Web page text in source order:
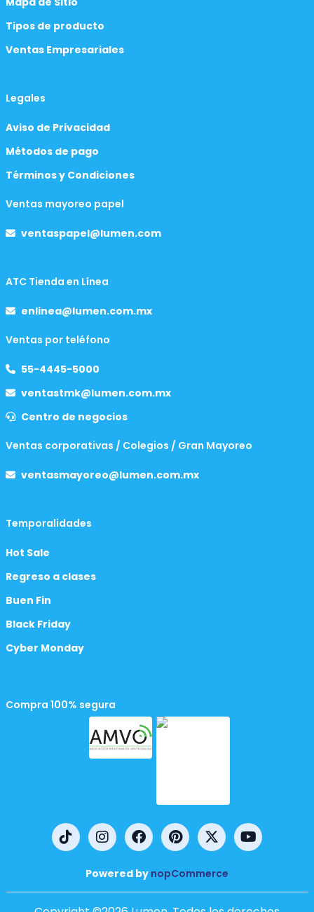
Tipos de producto
Ventas Empresariales
Legales
Aviso de Privacidad
Métodos de pago
Términos y Condiciones
Ventas mayoreo papel
ventaspapel@lumen.com
ATC Tienda en Línea
enlinea@lumen.com.mx
Ventas por teléfono
55-4445-5000
ventastmk@lumen.com.mx
Centro de negocios
Ventas corporativas / Colegios / Gran Mayoreo
ventasmayoreo@lumen.com.mx
Temporalidades
Hot Sale
Regreso a clases
Buen Fin
Black Friday
Cyber Monday
Compra 100% segura
Powered by nopCommerce